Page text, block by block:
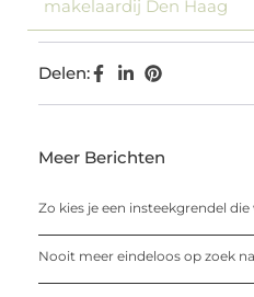
makelaardij Den Haag
Delen:
Meer Berichten
Zo kies je een insteekgrendel
Nooit meer eindeloos op zoek